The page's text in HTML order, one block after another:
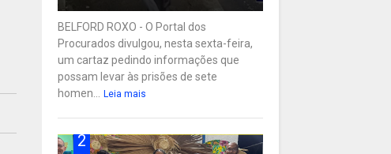
BELFORD ROXO - O Portal dos
Procurados divulgou, nesta sexta-feira,
um cartaz pedindo informações que
possam levar às prisões de sete
homen... Leia mais
2